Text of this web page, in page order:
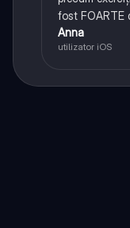
fost FOARTE
Anna
utilizator iOS